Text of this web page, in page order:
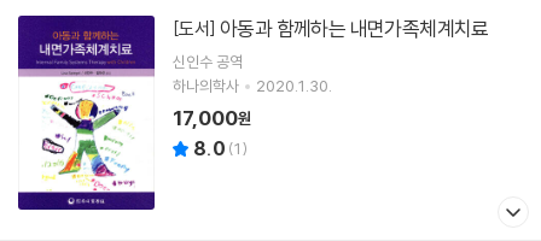
[도서] 아동과 함께하는 내면가족체계치료
신인수 공역
하나의학사
2020.1.30.
17,000원
8.0 (1)